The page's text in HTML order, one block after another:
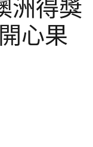
洲得獎
心果